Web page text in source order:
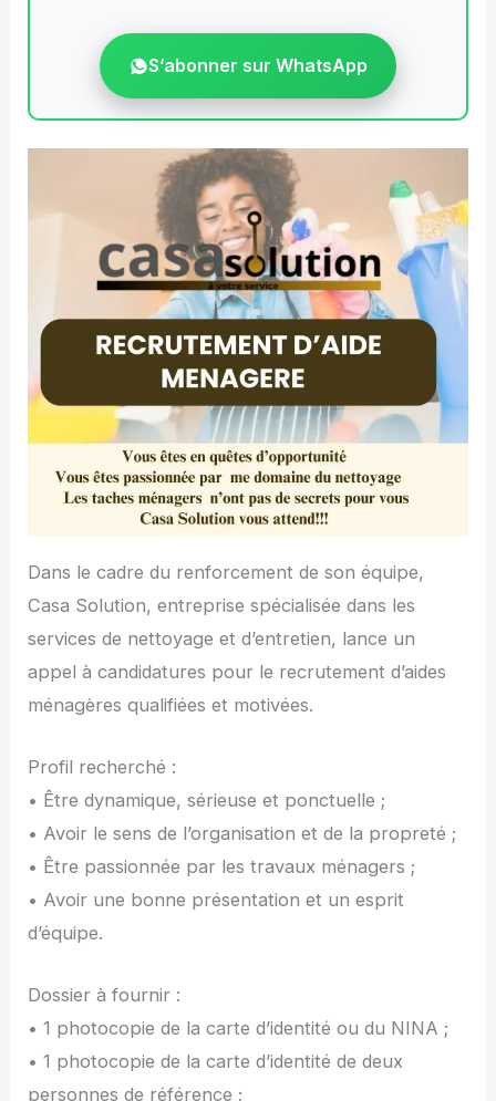
S’abonner sur WhatsApp
Dans le cadre du renforcement de son équipe,
Casa Solution, entreprise spécialisée dans les
services de nettoyage et d’entretien, lance un
appel à candidatures pour le recrutement d’aides
ménagères qualifiées et motivées.
Profil recherché :
• Être dynamique, sérieuse et ponctuelle ;
• Avoir le sens de l’organisation et de la propreté ;
• Être passionnée par les travaux ménagers ;
• Avoir une bonne présentation et un esprit
d’équipe.
Dossier à fournir :
• 1 photocopie de la carte d’identité ou du NINA ;
• 1 photocopie de la carte d’identité de deux
personnes de référence ;